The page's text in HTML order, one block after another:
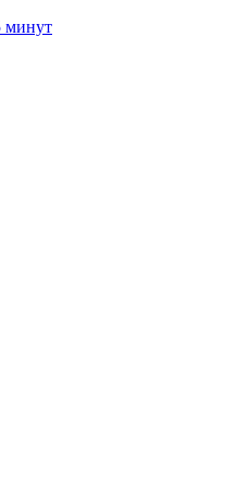
минут